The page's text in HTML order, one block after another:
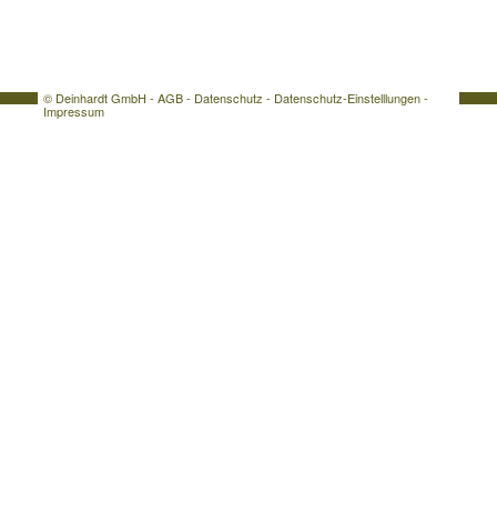
© Deinhardt GmbH - AGB- Datenschutz - Datenschutz-Einstelllungen-
Impressum